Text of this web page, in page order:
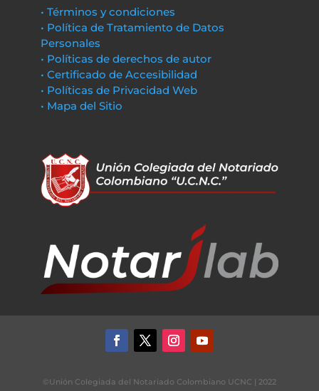
• Términos y condiciones
• Política de Tratamiento de Datos
Personales
• Políticas de derechos de autor
• Certificado de Accesibilidad
• Políticas de Privacidad Web
• Mapa del Sitio
©Unión Colegiada del Notariado Colombiano UCNC | 2022